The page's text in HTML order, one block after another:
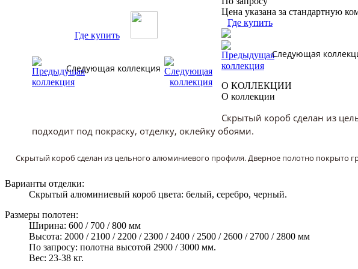
Где купить
Следующая коллекция
Цена указана за стандартную
Где купить
Следующая
О КОЛЛЕКЦИИ
О коллекции
Скрытый короб сделан из
подходит под покраску, отделку, оклейку обоями.
Скрытый короб сделан из цельного алюминиевого профиля. Дверное полотно покрыто
Варианты отделки:
Скрытый алюминиевый короб цвета: белый, серебро, черный.
Размеры полотен:
Ширина: 600 / 700 / 800 мм
Высота: 2000 / 2100 / 2200 / 2300 / 2400 / 2500 / 2600 / 2700 / 2800 мм
По запросу: полотна высотой 2900 / 3000 мм.
Вес: 23-38 кг.